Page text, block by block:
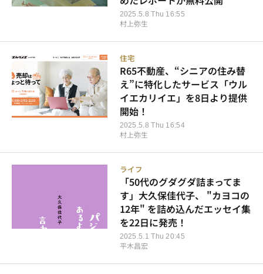
2025.5.8 Thu 16:55
村上弥生
住宅
2025.5.8 Thu 16:54
R65不動産、“シニアの住み替
え”に特化したサービス「ウル
イエカリイエ」を8日より提供
開始！
村上弥生
ライフ
2025.5.1 Thu 20:45
「50代のグダグダ詰まってま
す」大久保佳代子、 "カヨコの
12年" を詰め込んだエッセイ集
を22日に発売！
平木昌宏